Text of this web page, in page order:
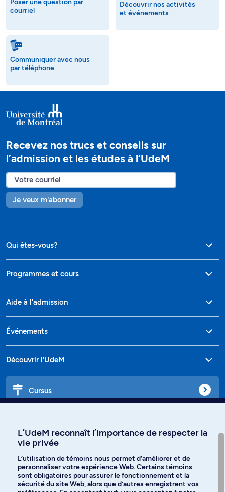
Poser une question par
courriel
Découvrir nos activités
et événements
Communiquer avec nous
par téléphone
Recevez nos trucs et conseils sur
l’admission et les études à l’UdeM
Je veux m'abonner
Qui êtes-vous?
Programmes et cours
Aide à l'admission
Événements
Découvrir l'UdeM
Cursus
Langues
L’UdeM reconnaît l’importance de respecter la
vie privée
L’utilisation de témoins nous permet d’améliorer et de
personnaliser votre expérience Web. Certains témoins
sont obligatoires pour assurer le fonctionnement et la
sécurité du site Web, alors que d’autres enregistrent vos